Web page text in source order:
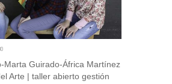
Marta Guirado-África Martínez
Arte | taller abierto gestión